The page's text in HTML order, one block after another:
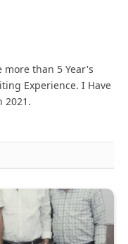
more than 5 Year's
Experience. I Have
2021.